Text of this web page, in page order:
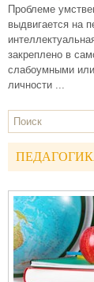
Проблеме
выдвигается на
закреплено в
слабоумными
личности ...